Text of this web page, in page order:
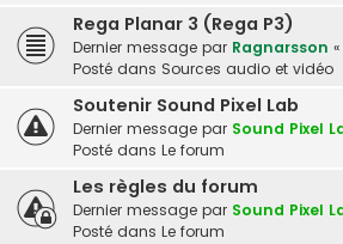
Rega Planar 3 (Rega P3)
Dernier message par Ragnarsson «
Posté dans Sources audio et vidéo
Soutenir Sound Pixel Lab
Dernier message par Sound Pixel
Posté dans Le forum
Les règles du forum
Dernier message par Sound Pixel
Posté dans Le forum